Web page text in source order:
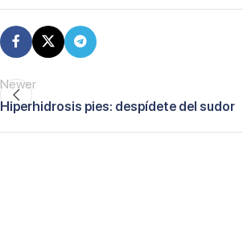
Newer
Hiperhidrosis pies: despídete del sudor